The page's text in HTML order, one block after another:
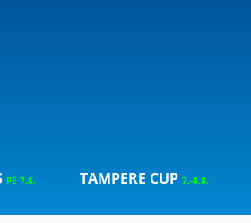
PE 7.8. TAMPERE CUP 7.-8.8.